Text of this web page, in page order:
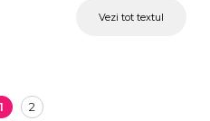
gravidă, pentru absolvire, pentru o zi de
fiecare detaliu. Fiecare surpriză
Vezi tot textul
1 2